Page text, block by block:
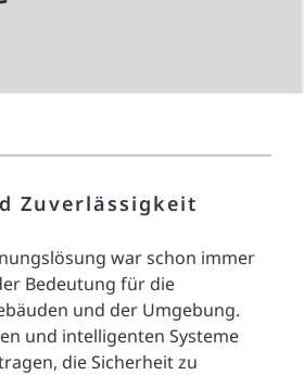
Zuverlässigkeit
war schon immer
Bedeutung für die
und der Umgebung.
und intelligenten Systeme
die Sicherheit zu